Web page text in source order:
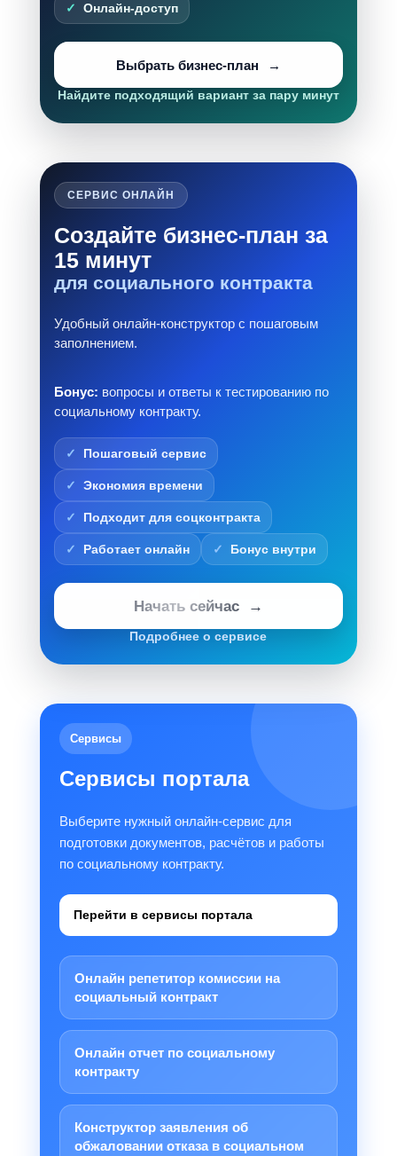
Онлайн-доступ
Выбрать бизнес-план
Найдите подходящий вариант за пару минут
СЕРВИС ОНЛАЙН
Создайте бизнес-план за
15 минут
для социального контракта
Удобный онлайн-конструктор с пошаговым
заполнением.
Бонус: вопросы и ответы к тестированию по
социальному контракту.
Пошаговый сервис
Экономия времени
Подходит для соцконтракта
Работает онлайн Бонус внутри
Начать сейчас
Подробнее о сервисе
Сервисы
Сервисы портала
Выберите нужный онлайн-сервис для
подготовки документов, расчётов и работы
по социальному контракту.
Перейти в сервисы портала
Онлайн репетитор комиссии на
социальный контракт
Онлайн отчет по социальному
контракту
Конструктор заявления об
обжаловании отказа в социальном